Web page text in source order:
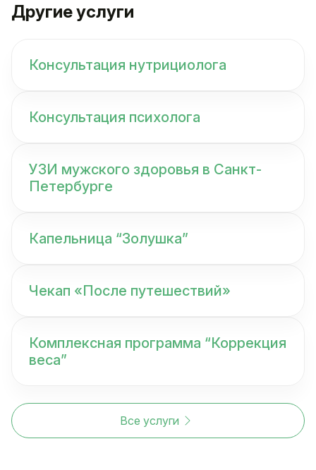
Другие услуги
Консультация нутрициолога
Консультация психолога
УЗИ мужского здоровья в Санкт-
Петербурге
Капельница “Золушка”
Чекап «После путешествий»
Комплексная программа “Коррекция
веса”
Все услуги